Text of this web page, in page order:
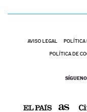
AVISO LEGAL POLÍTICA
POLÍTICA DE